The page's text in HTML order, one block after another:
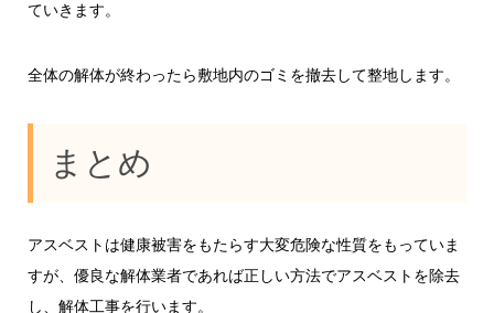
ていきます。
全体の解体が終わったら敷地内のゴミを撤去して整地します。
まとめ
アスベストは健康被害をもたらす大変危険な性質をもっていま
すが、優良な解体業者であれば正しい方法でアスベストを除去
し、解体工事を行います。